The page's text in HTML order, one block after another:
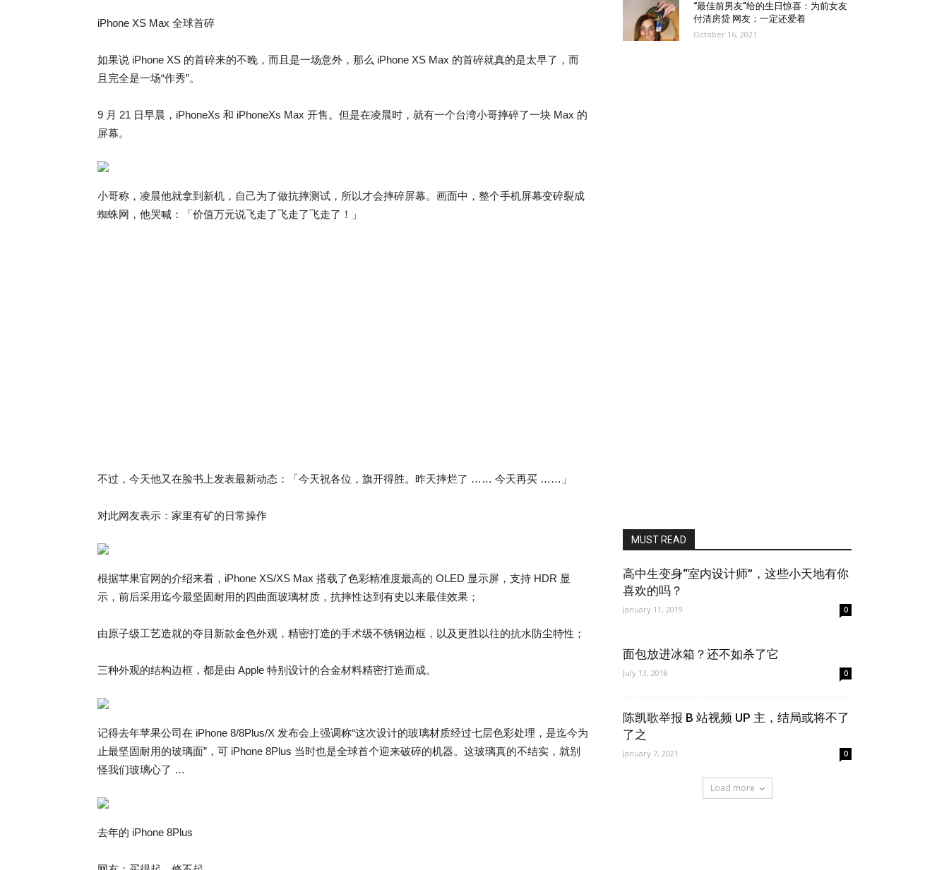
iPhone XS Max 全球首碎
如果说 iPhone XS 的首碎来的不晚，而且是一场意外，那么 iPhone XS Max 的首碎就真的是太早了，而
且完全是一场“作秀”。
9 月 21 日早晨，iPhoneXs 和 iPhoneXs Max 开售。但是在凌晨时，就有一个台湾小哥摔碎了一块 Max 的
屏幕。
小哥称，凌晨他就拿到新机，自己为了做抗摔测试，所以才会摔碎屏幕。画面中，整个手机屏幕变碎裂成
蜘蛛网，他哭喊：「价值万元说飞走了飞走了飞走了！」
不过，今天他又在脸书上发表最新动态：「今天祝各位，旗开得胜。昨天摔烂了 …… 今天再买 ……」
对此网友表示：家里有矿的日常操作
根据苹果官网的介绍来看，iPhone XS/XS Max 搭载了色彩精准度最高的 OLED 显示屏，支持 HDR 显
示，前后采用迄今最坚固耐用的四曲面玻璃材质，抗摔性达到有史以来最佳效果；
由原子级工艺造就的夺目新款金色外观，精密打造的手术级不锈钢边框，以及更胜以往的抗水防尘特性；
三种外观的结构边框，都是由 Apple 特别设计的合金材料精密打造而成。
记得去年苹果公司在 iPhone 8/8Plus/X 发布会上强调称“这次设计的玻璃材质经过七层色彩处理，是迄今为
止最坚固耐用的玻璃面”，可 iPhone 8Plus 当时也是全球首个迎来破碎的机器。这玻璃真的不结实，就别
怪我们玻璃心了 …
去年的 iPhone 8Plus
“最佳前男友”给的生日惊喜：为前女友
付清房贷 网友：一定还爱着
October 16, 2021
MUST READ
高中生变身“室内设计师”，这些小天地有你
喜欢的吗？
January 11, 2019 0
面包放进冰箱？还不如杀了它
July 13, 2018 0
陈凯歌举报 B 站视频 UP 主，结局或将不了
了之
January 7, 2021 0
Load more